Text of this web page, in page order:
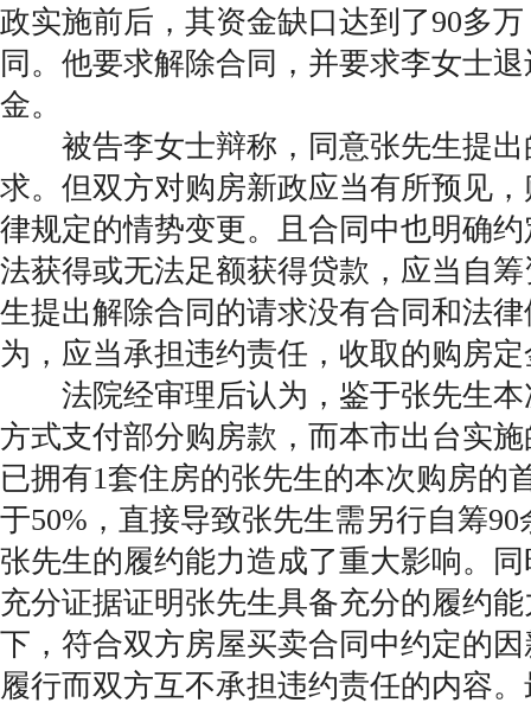
政实施前后，其资金缺口达到了90多
同。他要求解除合同，并要求李女士
金。
被告李女士辩称，同意张先生提出
求。但双方对购房新政应当有所预见
律规定的情势变更。且合同中也明确
法获得或无法足额获得贷款，应当自
生提出解除合同的请求没有合同和法
为，应当承担违约责任，收取的购房
法院经审理后认为，鉴于张先生本
方式支付部分购房款，而本市出台实
已拥有1套住房的张先生的本次购房的
于50%，直接导致张先生需另行自筹
张先生的履约能力造成了重大影响。
充分证据证明张先生具备充分的履约
下，符合双方房屋买卖合同中约定的
履行而双方互不承担违约责任的内容